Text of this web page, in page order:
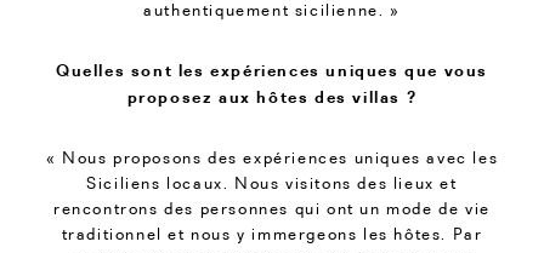
authentiquement sicilienne. »
Quelles sont les expériences uniques que vous
proposez aux hôtes des villas ?
« Nous proposons des expériences uniques avec les
Siciliens locaux. Nous visitons des lieux et
rencontrons des personnes qui ont un mode de vie
traditionnel et nous y immergeons les hôtes. Par